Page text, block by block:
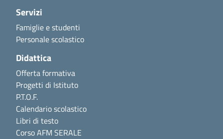
Servizi
Famiglie e studenti
Personale scolastico
Didattica
Offerta formativa
Progetti di Istituto
P.T.O.F.
Calendario scolastico
Libri di testo
Corso AFM SERALE